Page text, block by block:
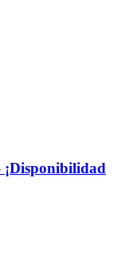
¡Disponibilidad